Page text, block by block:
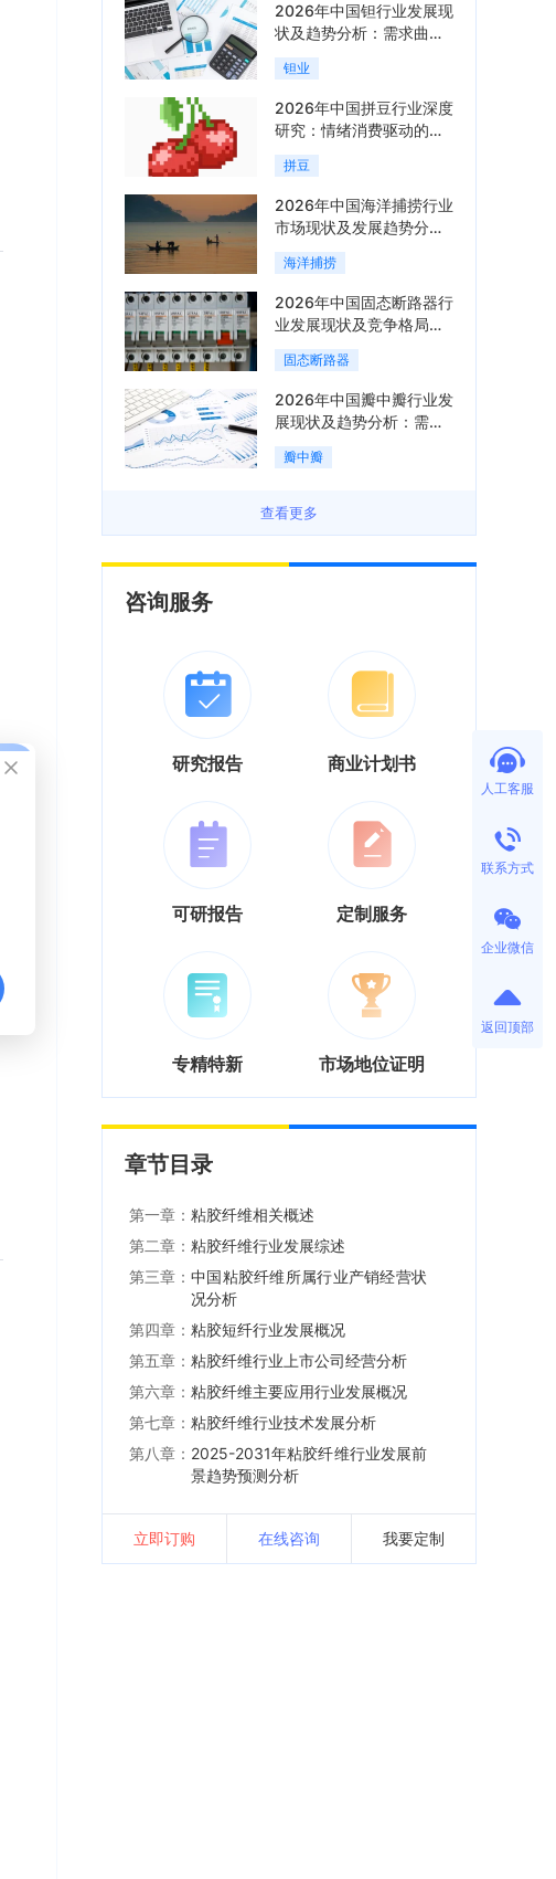
2026年中国钽行业发展现
状及趋势分析：需求曲线
陡峭与供给曲线平缓的博
弈加剧「图」
钽业
2026年中国拼豆行业深度
研究：情绪消费驱动的新
兴手工赛道「图」
拼豆
2026年中国海洋捕捞行业
市场现状及发展趋势分
析：科技赋能与智能化转
型加速「图」
海洋捕捞
2026年中国固态断路器行
业发展现状及竞争格局分
析：国际巨头领跑技术，
国内企业加速追赶「图」
固态断路器
2026年中国瓣中瓣行业发
展现状及趋势分析：需求
可持续释放，市场发展前
景良好「图」
瓣中瓣
查看更多
咨询服务
研究报告 商业计划书
可研报告 定制服务
专精特新 市场地位证明
章节目录
第一章： 粘胶纤维相关概述
第二章： 粘胶纤维行业发展综述
第三章： 中国粘胶纤维所属行业产销经营状
况分析
第四章： 粘胶短纤行业发展概况
第五章： 粘胶纤维行业上市公司经营分析
第六章： 粘胶纤维主要应用行业发展概况
第七章： 粘胶纤维行业技术发展分析
第八章： 2025-2031年粘胶纤维行业发展前
景趋势预测分析
立即订购 在线咨询 我要定制
人工客服
联系方式
企业微信
返回顶部